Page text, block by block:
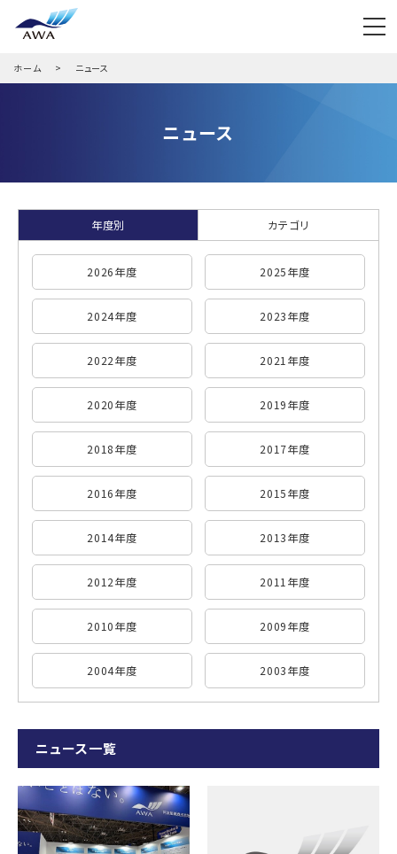
ホーム ニュース
ニュース
年度別 カテゴリ
2026年度 2025年度
2024年度 2023年度
2022年度 2021年度
2020年度 2019年度
2018年度 2017年度
2016年度 2015年度
2014年度 2013年度
2012年度 2011年度
2010年度 2009年度
2004年度 2003年度
ニュース一覧